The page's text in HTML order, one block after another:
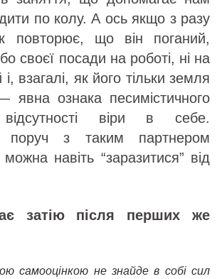
по колу. А ось якщо з разу
повторює, що він поганий,
своєї посади на роботі, ні на
взагалі, як його тільки земля
явна ознака песимістичного
віри в себе.
поруч з таким партнером
навіть “заразитися” від
затію після перших же
самооцінкою не знайде в собі сил